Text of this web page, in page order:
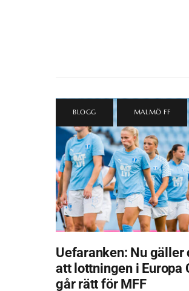
BLOGG , MALMÖ FF
Uefaranken: Nu gäller
att lottningen i Europa
går rätt för MFF